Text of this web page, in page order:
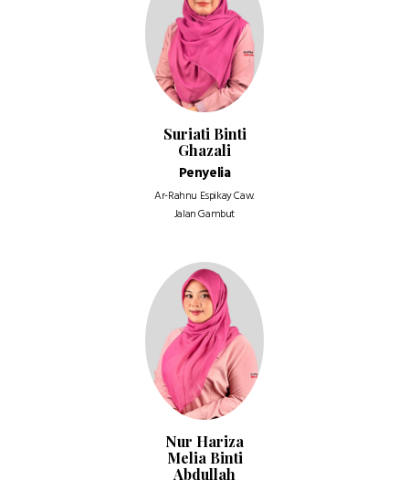
Suriati Binti
Ghazali
Penyelia
Ar-Rahnu Espikay Caw.
Jalan Gambut
Nur Hariza
Melia Binti
Abdullah